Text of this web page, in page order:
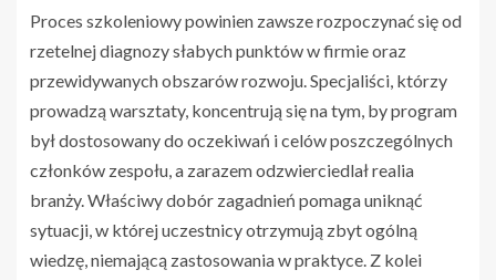
Proces szkoleniowy powinien zawsze rozpoczynać się od
rzetelnej diagnozy słabych punktów w firmie oraz
przewidywanych obszarów rozwoju. Specjaliści, którzy
prowadzą warsztaty, koncentrują się na tym, by program
był dostosowany do oczekiwań i celów poszczególnych
członków zespołu, a zarazem odzwierciedlał realia
branży. Właściwy dobór zagadnień pomaga uniknąć
sytuacji, w której uczestnicy otrzymują zbyt ogólną
wiedzę, niemającą zastosowania w praktyce. Z kolei